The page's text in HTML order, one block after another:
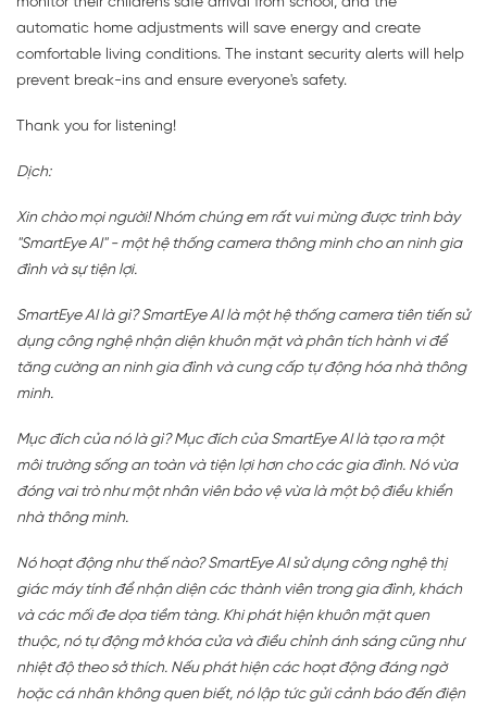
automatic home adjustments will save energy and create
comfortable living conditions. The instant security alerts will help
prevent break-ins and ensure everyone's safety.
Thank you for listening!
Dịch:
Xin chào mọi người! Nhóm chúng em rất vui mừng được trình bày
"SmartEye AI" - một hệ thống camera thông minh cho an ninh gia
đình và sự tiện lợi.
SmartEye AI là gì? SmartEye AI là một hệ thống camera tiên tiến sử
dụng công nghệ nhận diện khuôn mặt và phân tích hành vi để
tăng cường an ninh gia đình và cung cấp tự động hóa nhà thông
minh.
Mục đích của nó là gì? Mục đích của SmartEye AI là tạo ra một
môi trường sống an toàn và tiện lợi hơn cho các gia đình. Nó vừa
đóng vai trò như một nhân viên bảo vệ vừa là một bộ điều khiển
nhà thông minh.
Nó hoạt động như thế nào? SmartEye AI sử dụng công nghệ thị
giác máy tính để nhận diện các thành viên trong gia đình, khách
và các mối đe dọa tiềm tàng. Khi phát hiện khuôn mặt quen
thuộc, nó tự động mở khóa cửa và điều chỉnh ánh sáng cũng như
nhiệt độ theo sở thích. Nếu phát hiện các hoạt động đáng ngờ
hoặc cá nhân không quen biết, nó lập tức gửi cảnh báo đến điện